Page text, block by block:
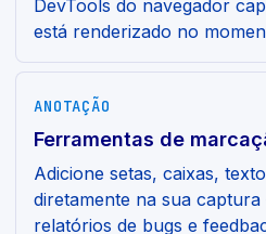
DevTools do navegador
está renderizado no
ANOTAÇÃO
Ferramentas de
Adicione setas, caixas,
diretamente na sua
relatórios de bugs e